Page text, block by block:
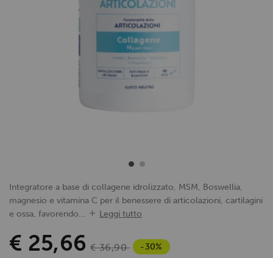
Integratore a base di collagene idrolizzato, MSM, Boswellia,
magnesio e vitamina C per il benessere di articolazioni, cartilagini
e ossa, favorendo...
Leggi tutto
€ 25,66 € 36,90 -30%